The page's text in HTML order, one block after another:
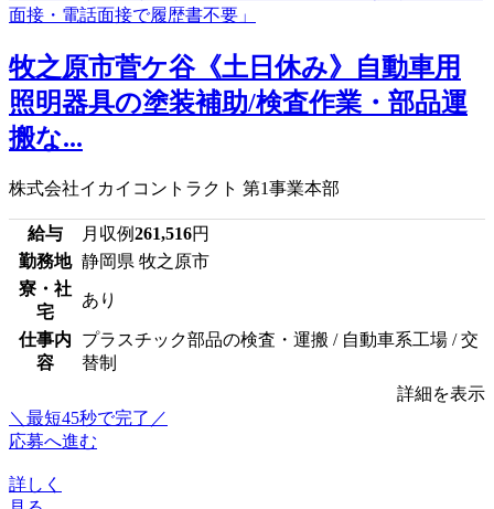
牧之原市菅ケ谷《土日休み》自動車用
照明器具の塗装補助/検査作業・部品運
搬な...
株式会社イカイコントラクト 第1事業本部
給与 月収例261,516円
勤務地 静岡県 牧之原市
寮・社
宅
あり
仕事内
容
プラスチック部品の検査・運搬 / 自動車系工場 / 交
替制
詳細を表示
＼最短45秒で完了／
応募へ進む
詳しく